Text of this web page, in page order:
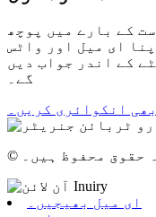
کے بارے میں پوچھ
ای میل اور واٹس
دیں اور ہم آپ کو 8 گھنٹے کے اندر جواب دیں
گے۔
انکوائری کریں۔
ای میل بھیجیں۔